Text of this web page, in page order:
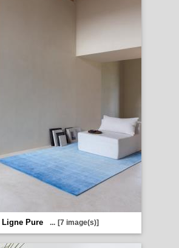
Ligne Pure ... [7 image(s)]